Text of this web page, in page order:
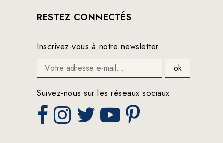
RESTEZ CONNECTÉS
Inscrivez-vous à notre newsletter
Suivez-nous sur les réseaux sociaux